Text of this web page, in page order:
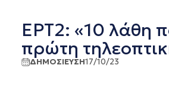
ΕΡΤ2: «10 λάθη
πρώτη
ΔΗΜΟΣΙΕΥΣΗ17/10/23